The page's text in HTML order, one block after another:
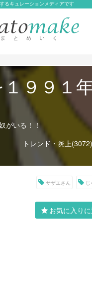
るキュレーションメディアです
９９１
がいる！！
トレンド・炎上(3072)
サザエさん
お気に入り